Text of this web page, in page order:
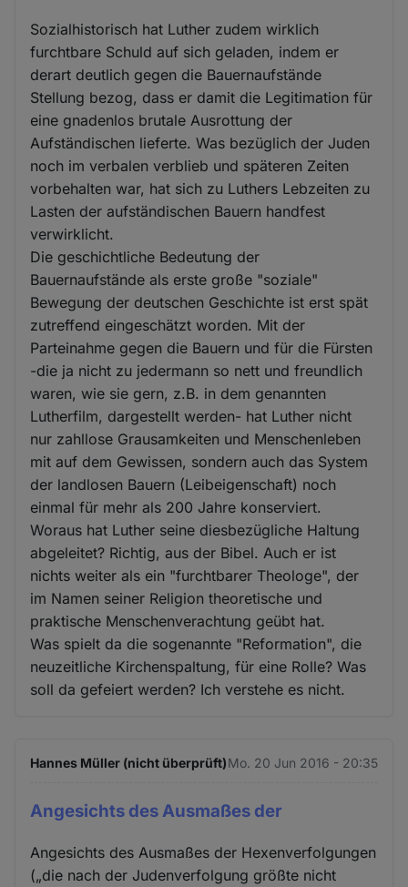
Sozialhistorisch hat Luther zudem wirklich
furchtbare Schuld auf sich geladen, indem er
derart deutlich gegen die Bauernaufstände
Stellung bezog, dass er damit die Legitimation für
eine gnadenlos brutale Ausrottung der
Aufständischen lieferte. Was bezüglich der Juden
noch im verbalen verblieb und späteren Zeiten
vorbehalten war, hat sich zu Luthers Lebzeiten zu
Lasten der aufständischen Bauern handfest
verwirklicht.
Die geschichtliche Bedeutung der
Bauernaufstände als erste große "soziale"
Bewegung der deutschen Geschichte ist erst spät
zutreffend eingeschätzt worden. Mit der
Parteinahme gegen die Bauern und für die Fürsten
-die ja nicht zu jedermann so nett und freundlich
waren, wie sie gern, z.B. in dem genannten
Lutherfilm, dargestellt werden- hat Luther nicht
nur zahllose Grausamkeiten und Menschenleben
mit auf dem Gewissen, sondern auch das System
der landlosen Bauern (Leibeigenschaft) noch
einmal für mehr als 200 Jahre konserviert.
Woraus hat Luther seine diesbezügliche Haltung
abgeleitet? Richtig, aus der Bibel. Auch er ist
nichts weiter als ein "furchtbarer Theologe", der
im Namen seiner Religion theoretische und
praktische Menschenverachtung geübt hat.
Was spielt da die sogenannte "Reformation", die
neuzeitliche Kirchenspaltung, für eine Rolle? Was
soll da gefeiert werden? Ich verstehe es nicht.
Hannes Müller (nicht überprüft)Mo. 20 Jun 2016 - 20:35
Angesichts des Ausmaßes der
Angesichts des Ausmaßes der Hexenverfolgungen
(„die nach der Judenverfolgung größte nicht